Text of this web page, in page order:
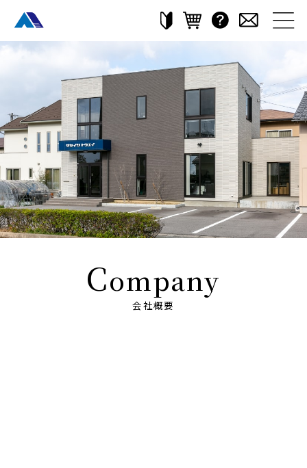
Company
会社概要